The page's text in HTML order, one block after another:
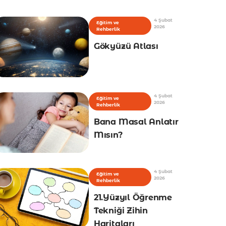
Eğitim ve
Rehberlik
4 Şubat
2026
Gökyüzü Atlası
Eğitim ve
Rehberlik
4 Şubat
2026
Bana Masal Anlatır
Mısın?
Eğitim ve
Rehberlik
4 Şubat
2026
21.Yüzyıl Öğrenme
Tekniği Zihin
Haritaları